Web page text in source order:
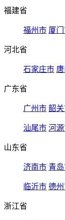
福建省
福州市 厦
河北省
石家庄市
广东省
广州市 韶
汕尾市 河
山东省
济南市 青
临沂市 德
浙江省